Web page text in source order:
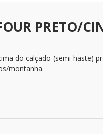
PRETO/
do calçado (semi-haste)
montanha.